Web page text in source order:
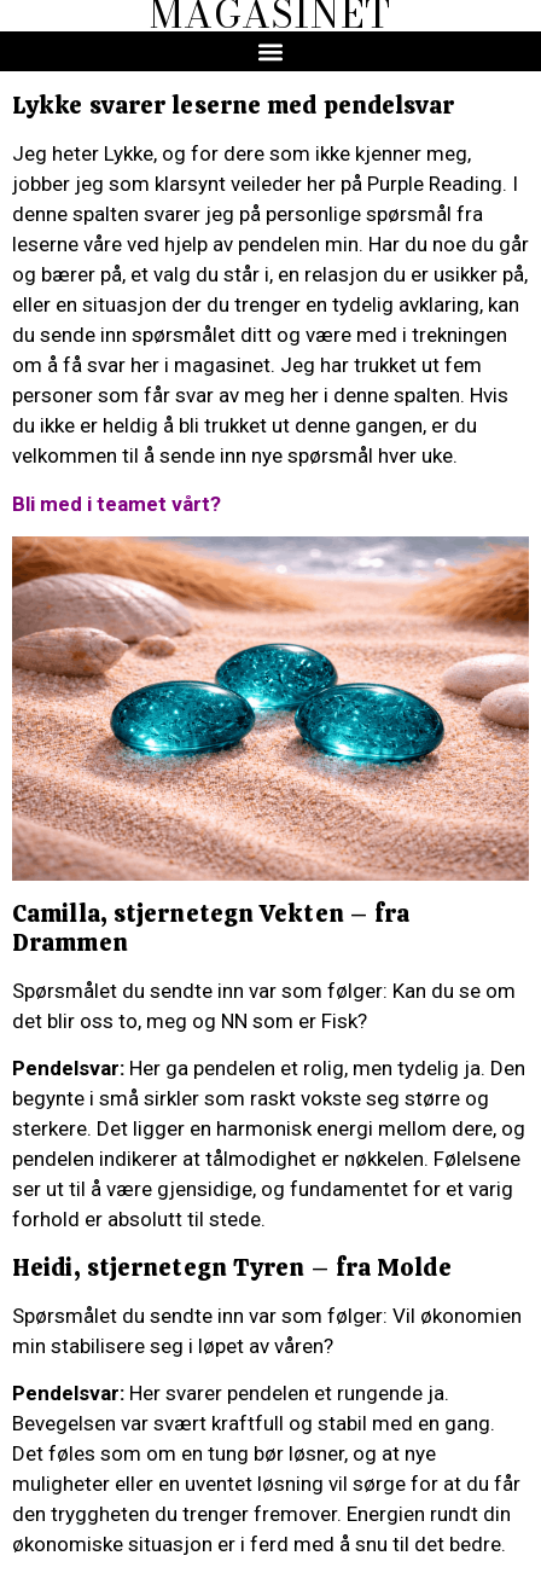
MAGASINET
Lykke svarer leserne med pendelsvar
Jeg heter Lykke, og for dere som ikke kjenner meg,
jobber jeg som klarsynt veileder her på Purple Reading. I
denne spalten svarer jeg på personlige spørsmål fra
leserne våre ved hjelp av pendelen min. Har du noe du går
og bærer på, et valg du står i, en relasjon du er usikker på,
eller en situasjon der du trenger en tydelig avklaring, kan
du sende inn spørsmålet ditt og være med i trekningen
om å få svar her i magasinet. Jeg har trukket ut fem
personer som får svar av meg her i denne spalten. Hvis
du ikke er heldig å bli trukket ut denne gangen, er du
velkommen til å sende inn nye spørsmål hver uke.
Bli med i teamet vårt?
Camilla, stjernetegn Vekten – fra
Drammen
Spørsmålet du sendte inn var som følger: Kan du se om
det blir oss to, meg og NN som er Fisk?
Pendelsvar: Her ga pendelen et rolig, men tydelig ja. Den
begynte i små sirkler som raskt vokste seg større og
sterkere. Det ligger en harmonisk energi mellom dere, og
pendelen indikerer at tålmodighet er nøkkelen. Følelsene
ser ut til å være gjensidige, og fundamentet for et varig
forhold er absolutt til stede.
Heidi, stjernetegn Tyren – fra Molde
Spørsmålet du sendte inn var som følger: Vil økonomien
min stabilisere seg i løpet av våren?
Pendelsvar: Her svarer pendelen et rungende ja.
Bevegelsen var svært kraftfull og stabil med en gang.
Det føles som om en tung bør løsner, og at nye
muligheter eller en uventet løsning vil sørge for at du får
den tryggheten du trenger fremover. Energien rundt din
økonomiske situasjon er i ferd med å snu til det bedre.